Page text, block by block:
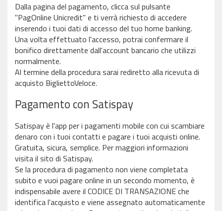
Dalla pagina del pagamento, clicca sul pulsante
"PagOnline Unicredit" e ti verrà richiesto di accedere
inserendo i tuoi dati di accesso del tuo home banking.
Una volta effettuato l'accesso, potrai confermare il
bonifico direttamente dall'account bancario che utilizzi
normalmente.
Al termine della procedura sarai rediretto alla ricevuta di
acquisto BigliettoVeloce.
Pagamento con Satispay
Satispay è l'app per i pagamenti mobile con cui scambiare
denaro con i tuoi contatti e pagare i tuoi acquisti online.
Gratuita, sicura, semplice. Per maggiori informazioni
visita il sito di Satispay.
Se la procedura di pagamento non viene completata
subito e vuoi pagare online in un secondo momento, è
indispensabile avere il CODICE DI TRANSAZIONE che
identifica l'acquisto e viene assegnato automaticamente